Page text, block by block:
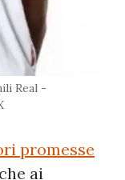
Real -
promesse
ai